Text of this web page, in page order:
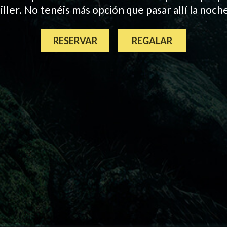
No tenéis más opción que pasar allí la
RESERVAR REGALAR